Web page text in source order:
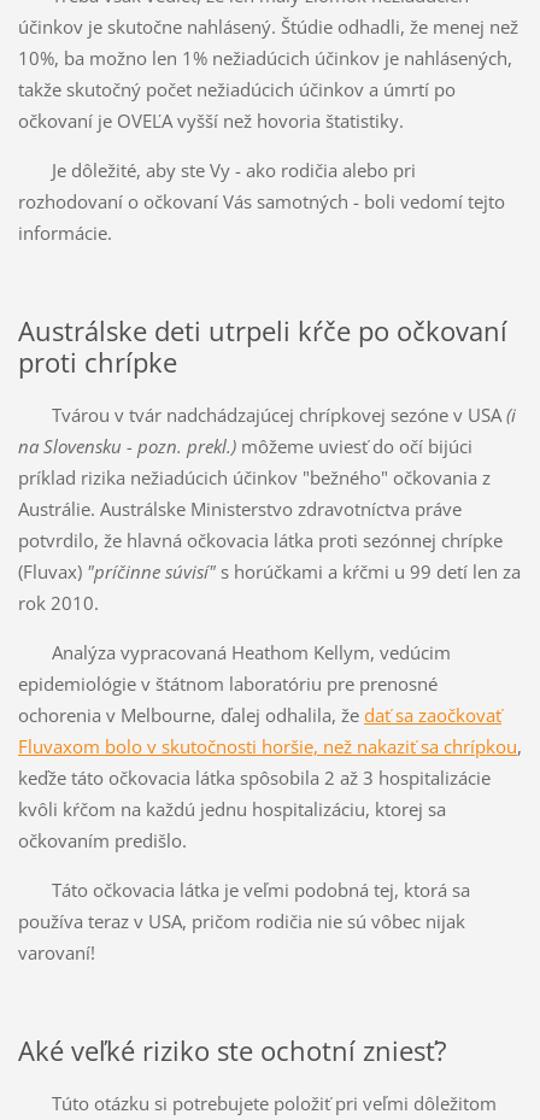
účinkov je skutočne nahlásený. Štúdie odhadli, že menej než
10%, ba možno len 1% nežiadúcich účinkov je nahlásených,
takže skutočný počet nežiadúcich účinkov a úmrtí po
očkovaní je OVEĽA vyšší než hovoria štatistiky.
Je dôležité, aby ste Vy - ako rodičia alebo pri
rozhodovaní o očkovaní Vás samotných - boli vedomí tejto
informácie.
Austrálske deti utrpeli kŕče po očkovaní
proti chrípke
Tvárou v tvár nadchádzajúcej chrípkovej sezóne v USA(i
na Slovensku - pozn. prekl.)môžeme uviesť do očí bijúci
príklad rizika nežiadúcich účinkov "bežného" očkovania z
Austrálie. Austrálske Ministerstvo zdravotníctva práve
potvrdilo, že hlavná očkovacia látka proti sezónnej chrípke
(Fluvax) "príčinne súvisí"s horúčkami a kŕčmi u 99 detí len za
rok 2010.
Analýza vypracovaná Heathom Kellym, vedúcim
epidemiológie v štátnom laboratóriu pre prenosné
ochorenia v Melbourne, ďalej odhalila, že dať sa zaočkovať
Fluvaxom bolo v skutočnosti horšie, než nakaziť sa chrípkou,
keďže táto očkovacia látka spôsobila 2 až 3 hospitalizácie
kvôli kŕčom na každú jednu hospitalizáciu, ktorej sa
očkovaním predišlo.
Táto očkovacia látka je veľmi podobná tej, ktorá sa
používa teraz v USA, pričom rodičia nie sú vôbec nijak
varovaní!
Aké veľké riziko ste ochotní zniesť?
Túto otázku si potrebujete položiť pri veľmi dôležitom